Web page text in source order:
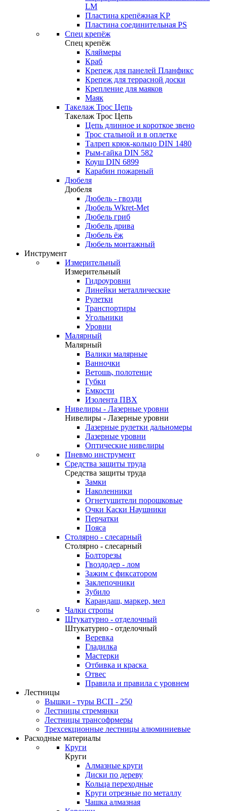
LM
Пластина крепёжная KP
Пластина соединительная PS
Спец крепёж
Спец крепёж
Кляймеры
Краб
Крепеж для панелей Планфикс
Крепеж для террасной доски
Крепление для маяков
Маяк
Такелаж Трос Цепь
Такелаж Трос Цепь
Цепь длинное и короткое звено
Трос стальной и в оплетке
Талреп крюк-кольцо DIN 1480
Рым-гайка DIN 582
Коуш DIN 6899
Карабин пожарный
Дюбеля
Дюбеля
Дюбель - гвозди
Дюбель Wkret-Met
Дюбель гриб
Дюбель дрива
Дюбель ёж
Дюбель монтажный
Инструмент
Измерительный
Измерительный
Гидроуровни
Линейки металлические
Рулетки
Транспортиры
Угольники
Уровни
Малярный
Малярный
Валики малярные
Ванночки
Ветошь, полотенце
Губки
Емкости
Изолента ПВХ
Нивелиры - Лазерные уровни
Нивелиры - Лазерные уровни
Лазерные рулетки дальномеры
Лазерные уровни
Оптические нивелиры
Пневмо инструмент
Средства защиты труда
Средства защиты труда
Замки
Наколенники
Огнетушители порошковые
Очки Каски Наушники
Перчатки
Пояса
Столярно - слесарный
Столярно - слесарный
Болторезы
Гвоздодер - лом
Зажим с фиксатором
Заклепочники
Зубило
Карандаш, маркер, мел
Чалки стропы
Штукатурно - отделочный
Штукатурно - отделочный
Веревка
Гладилка
Мастерки
Отбивка и краска
Отвес
Правила и правила с уровнем
Лестницы
Вышки - туры ВСП - 250
Лестницы стремянки
Лестницы трансофрмеры
Трехсекционные лестницы алюминиевые
Расходные материалы
Круги
Круги
Алмазные круги
Диски по дереву
Кольца переходные
Круги отрезные по металлу
Чашка алмазная